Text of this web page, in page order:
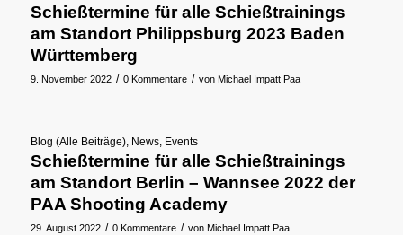
Schießtermine für alle Schießtrainings
am Standort Philippsburg 2023 Baden
Württemberg
9. November 2022 / 0 Kommentare / von Michael Impatt Paa
Blog (Alle Beiträge), News, Events
Schießtermine für alle Schießtrainings
am Standort Berlin – Wannsee 2022 der
PAA Shooting Academy
29. August 2022 / 0 Kommentare / von Michael Impatt Paa